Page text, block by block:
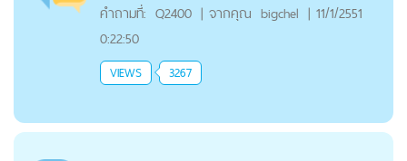
คำถามที่: Q2400 | จากคุณ bigchel | 11/1/2551
0:22:50
VIEWS 3267